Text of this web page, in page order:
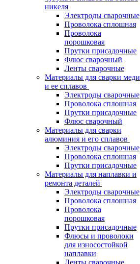
никеля
Электроды сварочные
Проволока сплошная
Проволока
порошковая
Прутки присадочные
Флюс сварочный
Ленты сварочные
Материалы для сварки меди
и ее сплавов
Электроды сварочные
Проволока сплошная
Прутки присадочные
Флюс сварочный
Материалы для сварки
алюминия и его сплавов
Электроды сварочные
Проволока сплошная
Прутки присадочные
Материалы для наплавки и
ремонта деталей
Электроды сварочные
Проволока сплошная
Проволока
порошковая
Прутки присадочные
Флюсы и проволоки
для износостойкой
наплавки
Ленты сварочные